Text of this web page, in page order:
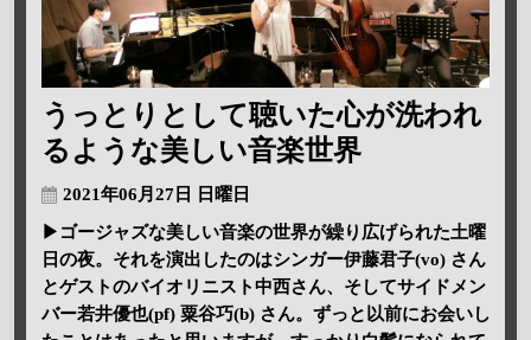
うっとりとして聴いた心が洗われ
るような美しい音楽世界
2021年06月27日 日曜日
▶ゴージャズな美しい音楽の世界が繰り広げられた土曜
日の夜。それを演出したのはシンガー伊藤君子(vo) さん
とゲストのバイオリニスト中西さん、そしてサイドメン
バー若井優也(pf) 粟谷巧(b) さん。ずっと以前にお会いし